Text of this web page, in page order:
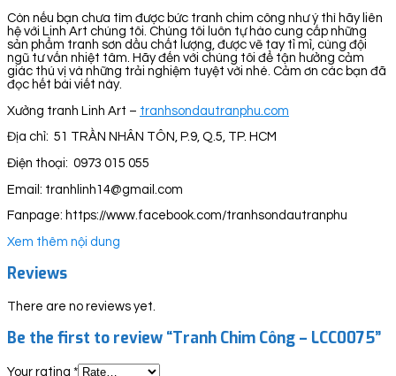
Còn nếu bạn chưa tìm được bức tranh chim công như ý thì hãy liên
hệ với Linh Art chúng tôi. Chúng tôi luôn tự hào cung cấp những
sản phẩm tranh sơn dầu chất lượng, được vẽ tay tỉ mỉ, cùng đội
ngũ tư vấn nhiệt tâm. Hãy đến với chúng tôi để tận hưởng cảm
giác thú vị và những trải nghiệm tuyệt vời nhé. Cảm ơn các bạn đã
đọc hết bài viết này.
Xưởng tranh Linh Art – tranhsondautranphu.com
Địa chỉ: 51 TRẦN NHÂN TÔN, P.9, Q.5, TP. HCM
Điện thoại: 0973 015 055
Email: tranhlinh14@gmail.com
Fanpage: https://www.facebook.com/tranhsondautranphu
Xem thêm nội dung
Reviews
There are no reviews yet.
Be the first to review “Tranh Chim Công – LCC0075”
Your rating *